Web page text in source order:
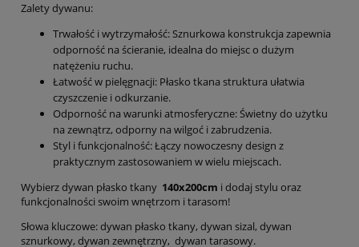
Zalety dywanu:
Trwałość i wytrzymałość: Sznurkowa konstrukcja zapewnia
odporność na ścieranie, idealna do miejsc o dużym
natężeniu ruchu.
Łatwość w pielęgnacji: Płasko tkana struktura ułatwia
czyszczenie i odkurzanie.
Odporność na warunki atmosferyczne: Świetny do użytku
na zewnątrz, odporny na wilgoć i zabrudzenia.
Styl i funkcjonalność: Łączy nowoczesny design z
praktycznym zastosowaniem w wielu miejscach.
Wybierz dywan płasko tkany 140x200cm i dodaj stylu oraz
funkcjonalności swoim wnętrzom i tarasom!
Słowa kluczowe: dywan płasko tkany, dywan sizal, dywan
sznurkowy, dywan zewnętrzny, dywan tarasowy.